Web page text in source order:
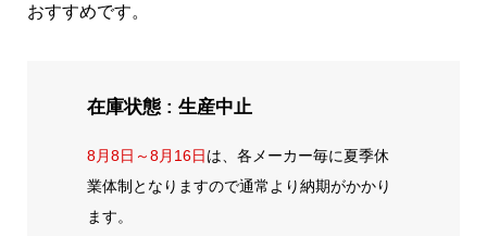
おすすめです。
在庫状態 : 生産中止
8月8日～8月16日は、各メーカー毎に夏季休
業体制となりますので通常より納期がかかり
ます。